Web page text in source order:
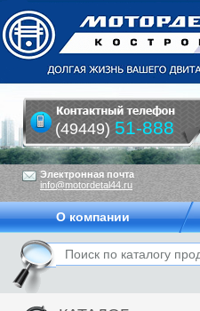
Электронная почта
info@motordetal44.ru
(49449) 51-888
О компании